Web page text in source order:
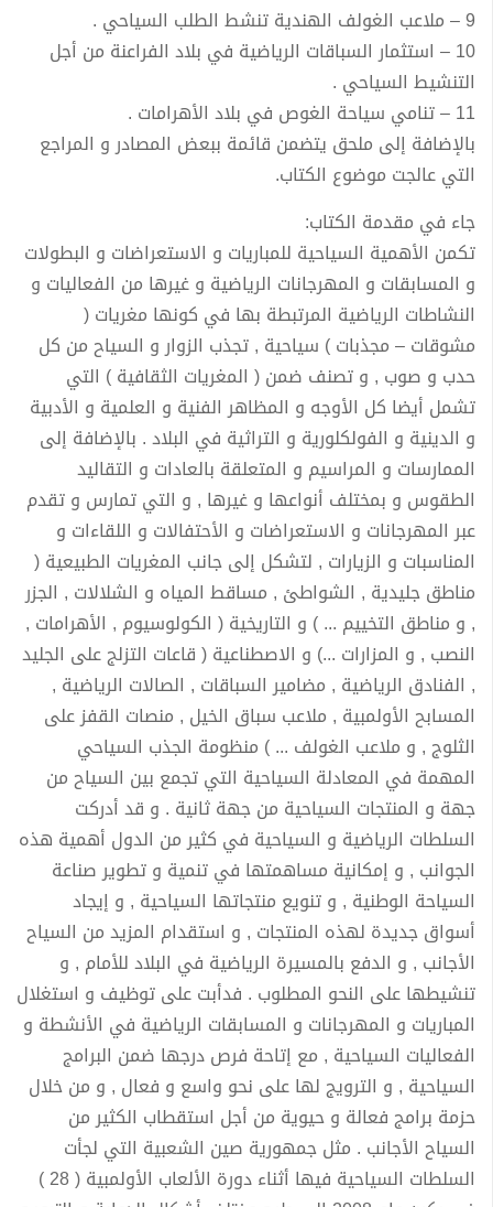
9 – ملاعب الغولف الهندية تنشط الطلب السياحي .
10 – استثمار السباقات الرياضية في بلاد الفراعنة من أجل
التنشيط السياحي .
11 – تنامي سياحة الغوص في بلاد الأهرامات .
بالإضافة إلى ملحق يتضمن قائمة ببعض المصادر و المراجع
التي عالجت موضوع الكتاب.
جاء في مقدمة الكتاب:
تكمن الأهمية السياحية للمباريات و الاستعراضات و البطولات
و المسابقات و المهرجانات الرياضية و غيرها من الفعاليات و
النشاطات الرياضية المرتبطة بها في كونها مغريات (
مشوقات – مجذبات ) سياحية , تجذب الزوار و السياح من كل
حدب و صوب , و تصنف ضمن ( المغريات الثقافية ) التي
تشمل أيضا كل الأوجه و المظاهر الفنية و العلمية و الأدبية
و الدينية و الفولكلورية و التراثية في البلاد . بالإضافة إلى
الممارسات و المراسيم و المتعلقة بالعادات و التقاليد
الطقوس و بمختلف أنواعها و غيرها , و التي تمارس و تقدم
عبر المهرجانات و الاستعراضات و الأحتفالات و اللقاءات و
المناسبات و الزيارات , لتشكل إلى جانب المغريات الطبيعية (
مناطق جليدية , الشواطئ , مساقط المياه و الشلالات , الجزر
, و مناطق التخييم ... ) و التاريخية ( الكولوسيوم , الأهرامات ,
النصب , و المزارات ...) و الاصطناعية ( قاعات التزلج على الجليد
, الفنادق الرياضية , مضامير السباقات , الصالات الرياضية ,
المسابح الأولمبية , ملاعب سباق الخيل , منصات القفز على
الثلوج , و ملاعب الغولف ... ) منظومة الجذب السياحي
المهمة في المعادلة السياحية التي تجمع بين السياح من
جهة و المنتجات السياحية من جهة ثانية . و قد أدركت
السلطات الرياضية و السياحية في كثير من الدول أهمية هذه
الجوانب , و إمكانية مساهمتها في تنمية و تطوير صناعة
السياحة الوطنية , و تنويع منتجاتها السياحية , و إيجاد
أسواق جديدة لهذه المنتجات , و استقدام المزيد من السياح
الأجانب , و الدفع بالمسيرة الرياضية في البلاد للأمام , و
تنشيطها على النحو المطلوب . فدأبت على توظيف و استغلال
المباريات و المهرجانات و المسابقات الرياضية في الأنشطة و
الفعاليات السياحية , مع إتاحة فرص درجها ضمن البرامج
السياحية , و الترويج لها على نحو واسع و فعال , و من خلال
حزمة برامج فعالة و حيوية من أجل استقطاب الكثير من
السياح الأجانب . مثل جمهورية صين الشعبية التي لجأت
السلطات السياحية فيها أثناء دورة الألعاب الأولمبية ( 28 )